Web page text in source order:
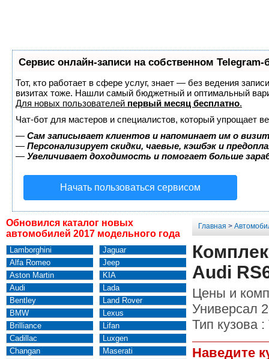
Сервис онлайн-записи на собственном Telegram-
Тот, кто работает в сфере услуг, знает — без ведения
визитах тоже. Нашли самый бюджетный и оптимальный
Для новых пользователей первый месяц бесплатно.
Чат-бот для мастеров и специалистов, который упрощает
— Сам записывает клиентов и напоминает им о
— Персонализирует скидки, чаевые, кэшбэк и
— Увеличивает доходимость и помогает больше
Начать пользоваться сервисом
Обновился каталог новых
автомобилей 2017 модельного года
Lamborghini
Alfa Romeo
Aston Martin
Audi
Bentley
BMW
Brilliance
Cadillac
Changan
Jaguar
Jeep
KIA
Lada
Land Rover
Lexus
Lifan
Luxgen
Maserati
Главная >
Audi
Цены и
Универсал
Тип кузова :
Наведите